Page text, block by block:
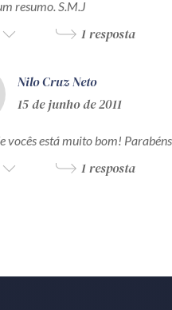
resumo. S.M.J
1 resposta
Nilo Cruz Neto
15 de junho de 2011
vocês está muito bom!
1 resposta